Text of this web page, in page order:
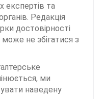
експертів та
Редакція
достовірності
не збігатися з
ми
наведену